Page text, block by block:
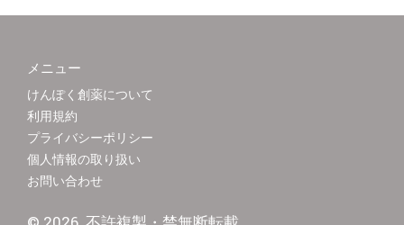
メニュー
けんぽく創薬について
利用規約
プライバシーポリシー
個人情報の取り扱い
お問い合わせ